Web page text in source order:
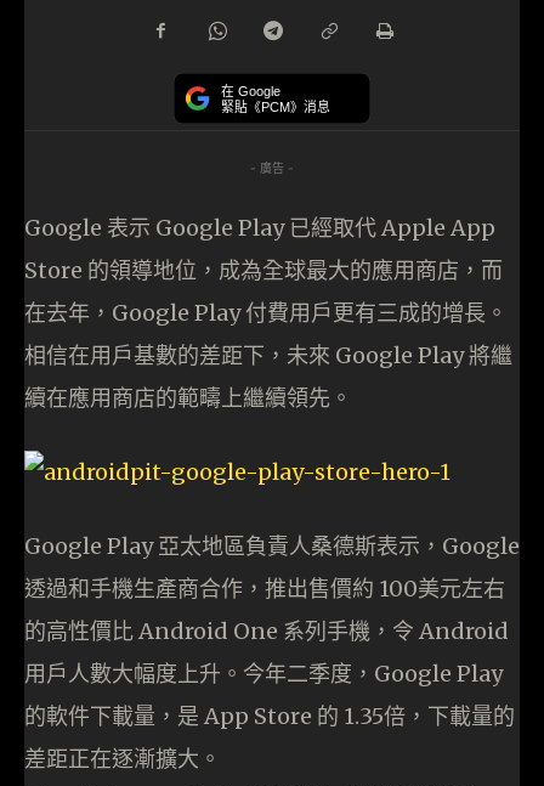
在 Google
緊貼《PCM》消息
- 廣告 -
Google 表示 Google Play 已經取代 Apple App
Store 的領導地位，成為全球最大的應用商店，而
在去年，Google Play 付費用戶更有三成的增長。
相信在用戶基數的差距下，未來 Google Play 將繼
續在應用商店的範疇上繼續領先。
Google Play 亞太地區負責人桑德斯表示，Google
透過和手機生產商合作，推出售價約 100美元左右
的高性價比 Android One 系列手機，令 Android
用戶人數大幅度上升。今年二季度，Google Play
的軟件下載量，是 App Store 的 1.35倍，下載量的
差距正在逐漸擴大。